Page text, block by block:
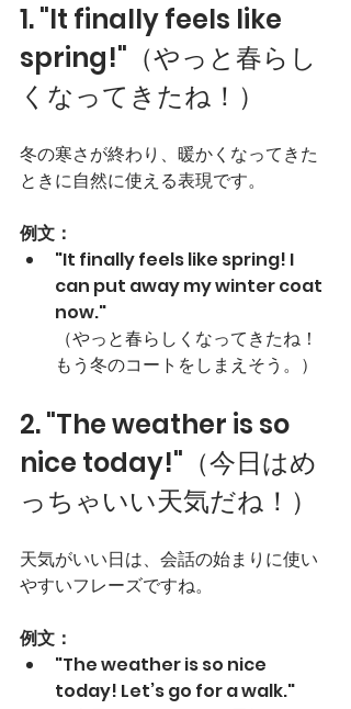
1. "It finally feels like
spring!"（やっと春らし
くなってきたね！）
冬の寒さが終わり、暖かくなってきた
ときに自然に使える表現です。
例文：
"It finally feels like spring! I
can put away my winter coat
now."
（やっと春らしくなってきたね！
もう冬のコートをしまえそう。）
2. "The weather is so
nice today!"（今日はめ
っちゃいい天気だね！）
天気がいい日は、会話の始まりに使い
やすいフレーズですね。
例文：
"The weather is so nice
today! Let’s go for a walk."